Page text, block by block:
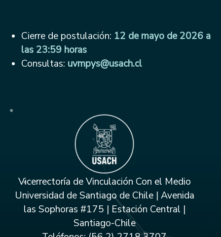
Cierre de postulación: 12 de mayo de 2026 a
las 23:59 horas
Consultas: uvmpys@usach.cl
Vicerrectoría de Vinculación Con el Medio
Universidad de Santiago de Chile | Avenida
las Sophoras #175 | Estación Central |
Santiago-Chile